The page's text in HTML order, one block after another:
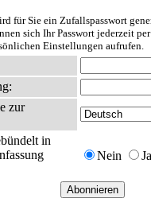
für Sie ein Zufallspasswort
sich Ihr Passwort jederzeit
Einstellungen aufrufen.
zur
in
Nein Ja